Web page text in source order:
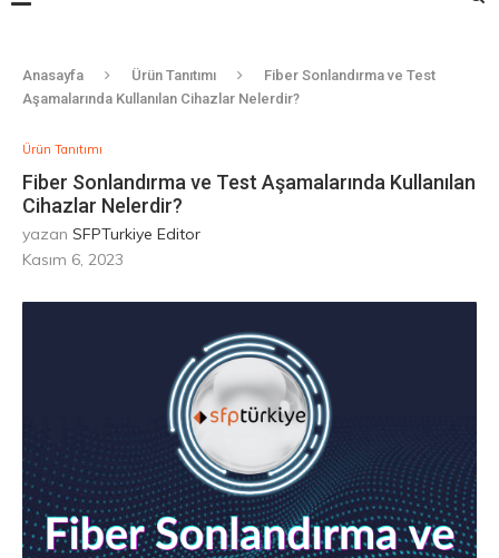
Anasayfa Ürün Tanıtımı
Fiber Sonlandırma ve Test
Aşamalarında Kullanılan Cihazlar Nelerdir?
Ürün Tanıtımı
Fiber Sonlandırma ve Test Aşamalarında Kullanılan
Cihazlar Nelerdir?
yazan SFPTurkiye Editor
Kasım 6, 2023